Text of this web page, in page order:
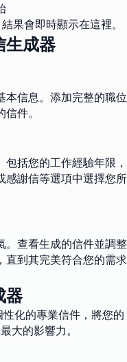
果會即時顯示在這裡。
生成器
本信息。添加完整的職位
件。
括您的工作經驗年限，
感謝信等選項中選擇您所
。查看生成的信件並調整
直到其完美符合您的需求
器
化的專業信件，將您的
大的影響力。